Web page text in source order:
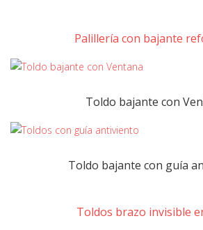
Palillería con bajante
Toldo bajante con
Toldo bajante con guía
Toldos brazo invisible